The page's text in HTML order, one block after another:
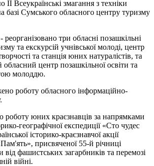
II Всеукраїнські змагання з техніки
базі Сумського обласного центру туризму
три обласні позашкільні
та екскурсій учнівської молоді, центр
та станція юних натуралістів, та
центр позашкільної освіти та
молоддю.
роботу обласного інформаційно-
роботу юних краєзнавців за напрямками
географічної експедиції «Сто чудес
історико-краєзнавчої акції
присвяченої 55-й річниці
від фашистських загарбників та перемозі
війні.